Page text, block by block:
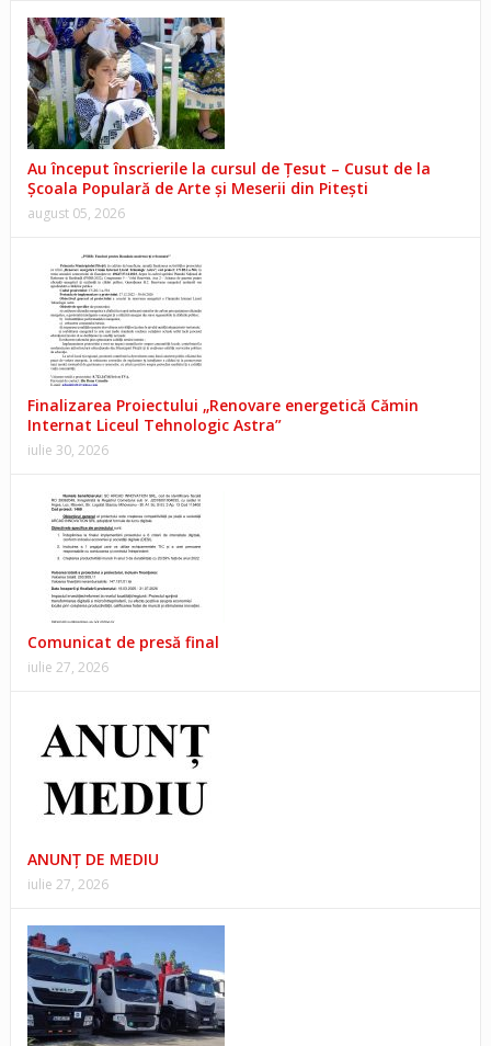
Au început înscrierile la cursul de Țesut – Cusut de la
Școala Populară de Arte și Meserii din Pitești
august 05, 2026
Finalizarea Proiectului „Renovare energetică Cămin
Internat Liceul Tehnologic Astra”
iulie 30, 2026
Comunicat de presă final
iulie 27, 2026
ANUNŢ DE MEDIU
iulie 27, 2026